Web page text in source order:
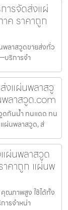
ารจัดส่งแผ่
ค ราคาถูก
ลาสวูดขายส่งทั่ว
ริการจำ
งแผ่นพลาสวู
ลาสวูด.com
ดกันน้ำ ทนแดด ทน
ผ่นพลาสวูด, ส่
ผ่นพลาสวูด
าคาถูก แผ่นพ
ณภาพสูง ใช้ได้ทั้ง
ารจำหน่า